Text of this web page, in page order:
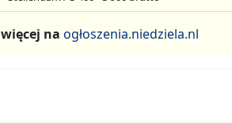
więcej na ogłoszenia.niedziela.nl